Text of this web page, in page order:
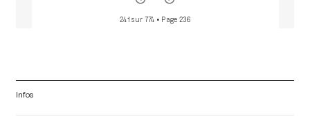
241 sur 774 • Page 236
Infos